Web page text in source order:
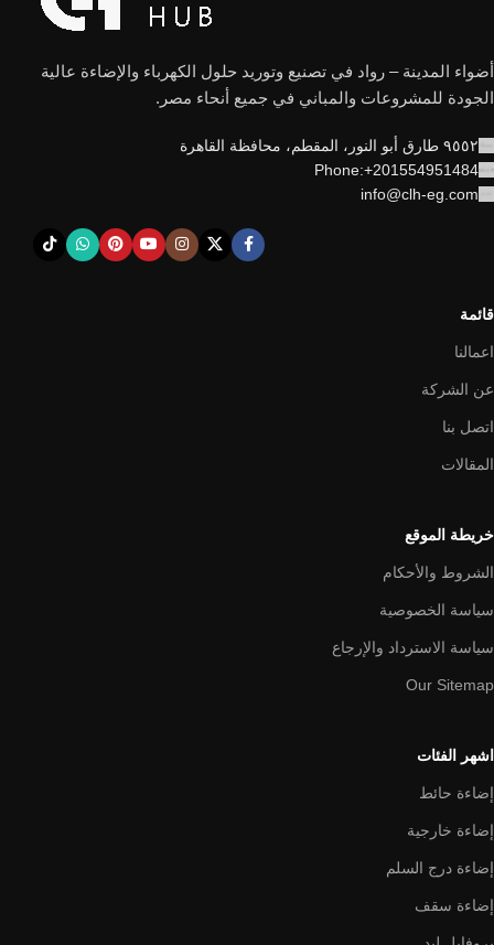
أضواء المدينة – رواد في تصنيع وتوريد حلول الكهرباء والإضاءة عالية
الجودة للمشروعات والمباني في جميع أنحاء مصر.
٩٥٥٢ طارق أبو النور، المقطم، محافظة القاهرة
Phone:+201554951484
info@clh-eg.com
قائمة
اعمالنا
عن الشركة
اتصل بنا
المقالات
خريطة الموقع
الشروط والأحكام
سياسة الخصوصية
سياسة الاسترداد والإرجاع
Our Sitemap
اشهر الفئات
إضاءة حائط
إضاءة خارجية
إضاءة درج السلم
إضاءة سقف